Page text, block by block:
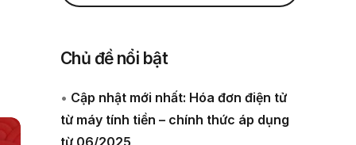
Chủ đề nổi bật
• Cập nhật mới nhất: Hóa đơn điện tử
từ máy tính tiền – chính thức áp dụng